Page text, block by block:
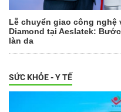
Lễ chuyển giao công nghệ
Diamond tại Aeslatek:
làn da
SỨC KHỎE - Y TẾ